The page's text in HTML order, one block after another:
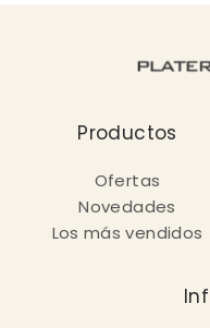
Productos
Ofertas
Novedades
Los más vendidos